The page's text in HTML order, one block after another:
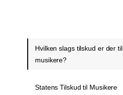
Hvilken slags tilskud er der til
musikere?
Statens Tilskud til Musikere